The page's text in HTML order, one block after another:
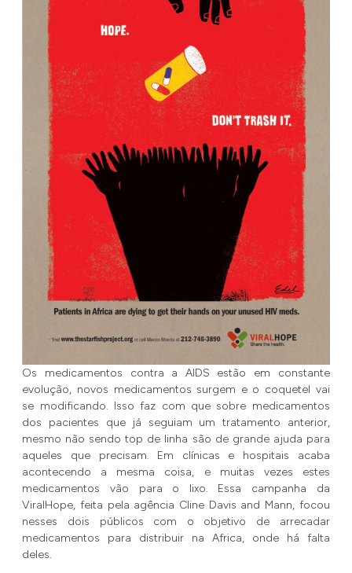
Os medicamentos contra a AIDS estão em constante
evolução, novos medicamentos surgem e o coquetel vai
se modificando. Isso faz com que sobre medicamentos
dos pacientes que já seguiam um tratamento anterior,
mesmo não sendo top de linha são de grande ajuda para
aqueles que precisam. Em clínicas e hospitais acaba
acontecendo a mesma coisa, e muitas vezes estes
medicamentos vão para o lixo. Essa campanha da
ViralHope, feita pela agência Cline Davis and Mann, focou
nesses dois públicos com o objetivo de arrecadar
medicamentos para distribuir na Africa, onde há falta
deles.